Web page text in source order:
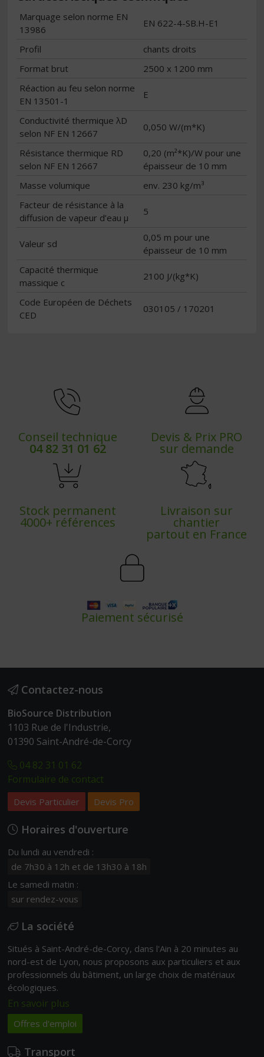
Marquage selon norme EN
13986
EN 622-4-SB.H-E1
Profil
chants droits
Format brut
2500 x 1200 mm
Réaction au feu selon norme
EN 13501-1
E
Conductivité thermique λD
selon NF EN 12667
0,050 W/(m*K)
Résistance thermique RD
selon NF EN 12667
0,20 (m²*K)/W pour une
épaisseur de 10 mm
Masse volumique
env. 230 kg/m³
Facteur de résistance à la
diffusion de vapeur d’eau μ
5
Valeur sd
0,05 m pour une
épaisseur de 10 mm
Capacité thermique
massique c
2100 J/(kg*K)
Code Européen de Déchets
CED
030105 / 170201
Conseil technique
04 82 31 01 62
Devis & Prix PRO
sur demande
Stock permanent
4000+ références
Livraison sur
chantier
partout en France
Paiement sécurisé
Contactez-nous
BioSource Distribution
1103 Rue de l'Industrie,
01390 Saint-André-de-Corcy
04 82 31 01 62
Formulaire de contact
Devis Particulier Devis Pro
Horaires d'ouverture
Du lundi au vendredi :
de 7h30 à 12h et de 13h30 à 18h
Le samedi matin :
sur rendez-vous
La société
Situés à Saint-André-de-Corcy, dans l'Ain à 20 minutes au
nord-est de Lyon, nous proposons aux particuliers et aux
professionnels du bâtiment, un large choix de matériaux
écologiques.
En savoir plus
Offres d'emploi
Transport